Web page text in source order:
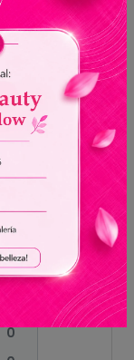
JPEG,
0
0